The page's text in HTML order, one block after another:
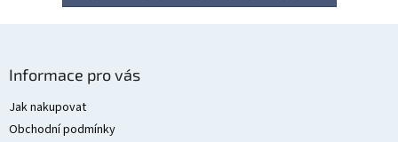
Informace pro vás
Jak nakupovat
Obchodní podmínky